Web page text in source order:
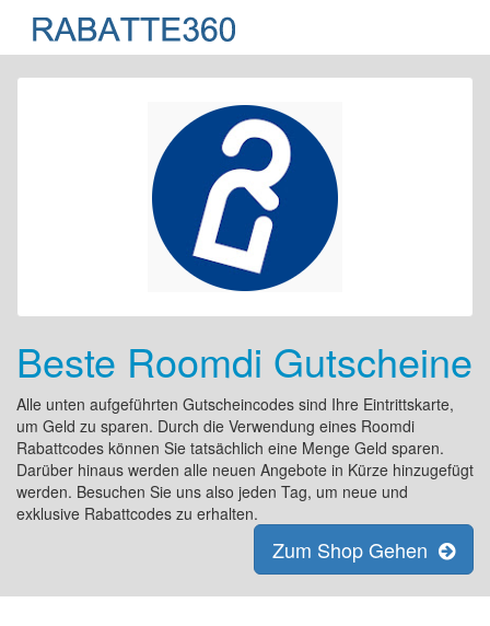
Beste Roomdi Gutscheine
Alle unten aufgeführten Gutscheincodes sind Ihre Eintrittskarte,
um Geld zu sparen. Durch die Verwendung eines Roomdi
Rabattcodes können Sie tatsächlich eine Menge Geld sparen.
Darüber hinaus werden alle neuen Angebote in Kürze hinzugefügt
werden. Besuchen Sie uns also jeden Tag, um neue und
exklusive Rabattcodes zu erhalten.
Zum Shop Gehen